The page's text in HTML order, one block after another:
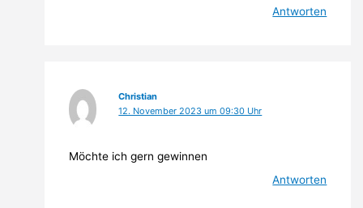
Antworten
Christian
12. November 2023 um 09:30 Uhr
Möchte ich gern gewinnen
Antworten